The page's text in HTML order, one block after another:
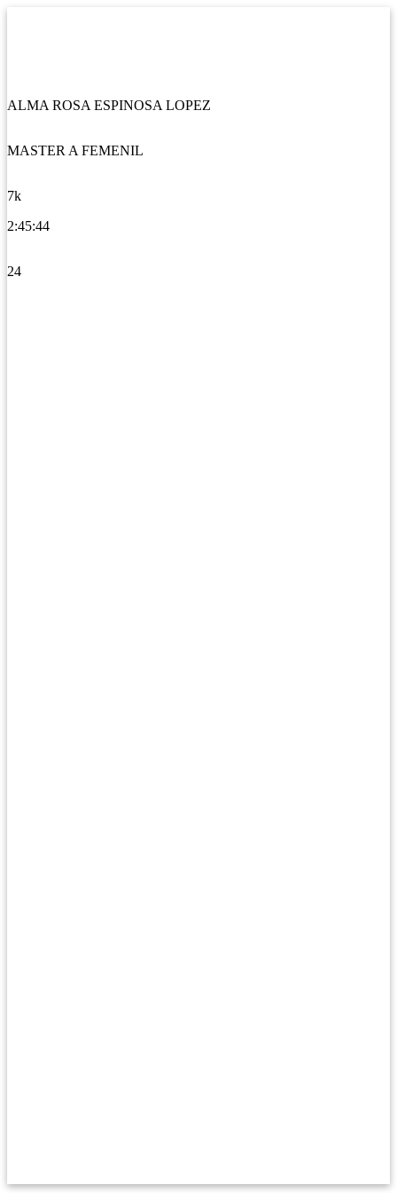
ALMA ROSA ESPINOSA LOPEZ
MASTER A FEMENIL
7k
2:45:44
24